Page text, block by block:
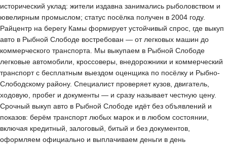
исторический уклад: жители издавна занимались рыболовством и
ювелирным промыслом; статус посёлка получен в 2004 году.
Райцентр на берегу Камы формирует устойчивый спрос, где выкуп
авто в Рыбной Слободе востребован — от легковых машин до
коммерческого транспорта. Мы выкупаем в Рыбной Слободе
легковые автомобили, кроссоверы, внедорожники и коммерческий
транспорт с бесплатным выездом оценщика по посёлку и Рыбно-
Слободскому району. Специалист проверяет кузов, двигатель,
ходовую, пробег и документы — и сразу называет честную цену.
Срочный выкуп авто в Рыбной Слободе идёт без объявлений и
показов: берём транспорт любых марок и в любом состоянии,
включая кредитный, залоговый, битый и без документов,
оформляем официально и выплачиваем деньги в день